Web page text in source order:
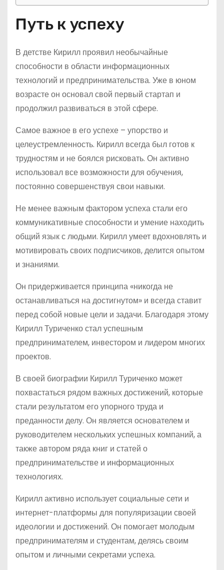
Путь к успеху
В детстве Кирилл проявил необычайные
способности в области информационных
технологий и предпринимательства. Уже в юном
возрасте он основал свой первый стартап и
продолжил развиваться в этой сфере.
Самое важное в его успехе – упорство и
целеустремленность. Кирилл всегда был готов к
трудностям и не боялся рисковать. Он активно
использовал все возможности для обучения,
постоянно совершенствуя свои навыки.
Не менее важным фактором успеха стали его
коммуникативные способности и умение находить
общий язык с людьми. Кирилл умеет вдохновлять и
мотивировать своих подписчиков, делится опытом
и знаниями.
Он придерживается принципа «никогда не
останавливаться на достигнутом» и всегда ставит
перед собой новые цели и задачи. Благодаря этому
Кирилл Туриченко стал успешным
предпринимателем, инвестором и лидером многих
проектов.
В своей биографии Кирилл Туриченко может
похвастаться рядом важных достижений, которые
стали результатом его упорного труда и
преданности делу. Он является основателем и
руководителем нескольких успешных компаний, а
также автором ряда книг и статей о
предпринимательстве и информационных
технологиях.
Кирилл активно использует социальные сети и
интернет-платформы для популяризации своей
идеологии и достижений. Он помогает молодым
предпринимателям и студентам, делясь своим
опытом и личными секретами успеха.